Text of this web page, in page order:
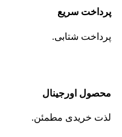
پرداخت سریع
پرداخت شتابی.
محصول اورجینال
لذت خریدی مطمئن.